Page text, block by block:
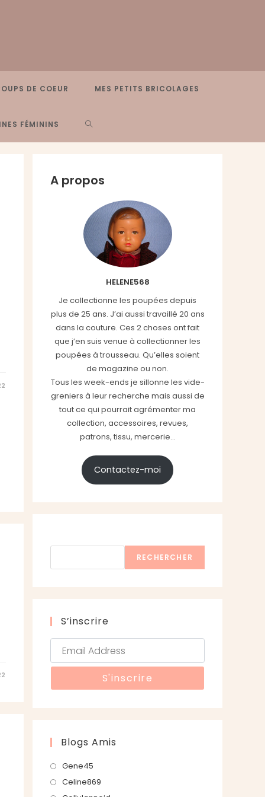
DE COEUR MES PETITS BRICOLAGES
FÉMININS TOGGLE
A propos
HELENE568
Je collectionne les poupées depuis
plus de 25 ans. J’ai aussi travaillé 20 ans
dans la couture. Ces 2 choses ont fait
que j’en suis venue à collectionner les
poupées à trousseau. Qu’elles soient
de magazine ou non.
Tous les week-ends je sillonne les vide-
greniers à leur recherche mais aussi de
tout ce qui pourrait agrémenter ma
collection, accessoires, revues,
patrons, tissu, mercerie...
Contactez-moi
RECHERCHER
S’inscrire
Blogs Amis
Gene45
dans
Celine869